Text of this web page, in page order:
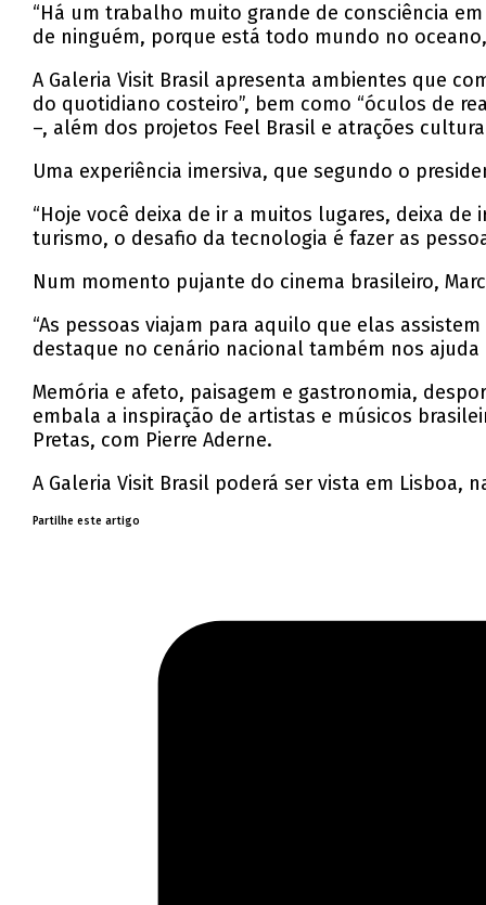
“Há um trabalho muito grande de consciência
de ninguém, porque está todo mundo no
A Galeria Visit Brasil apresenta ambientes que
do quotidiano costeiro”, bem como “óculos de
–, além dos projetos Feel Brasil e atrações
Uma experiência imersiva, que segundo o
“Hoje você deixa de ir a muitos lugares, deixa
turismo, o desafio da tecnologia é fazer as
Num momento pujante do cinema brasileiro,
“As pessoas viajam para aquilo que elas
destaque no cenário nacional também nos
Memória e afeto, paisagem e gastronomia,
embala a inspiração de artistas e músicos
Pretas, com Pierre Aderne.
A Galeria Visit Brasil poderá ser vista em Lisboa,
Partilhe este artigo